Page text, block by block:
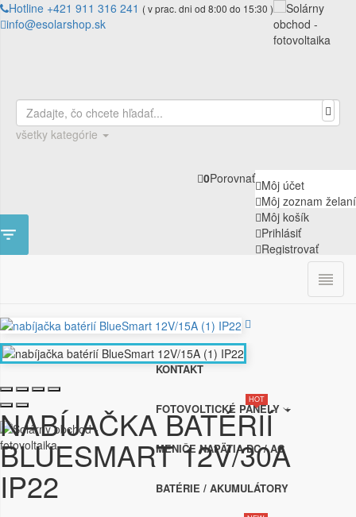
Hotline +421 911 316 241 ( v prac. dni od 8:00 do 15:30 )
info@esolarshop.sk
všetky kategórie
Môj účet
Môj zoznam želaní
Môj košík
Prihlásiť
Registrovať
0Porovnať

ÚVOD
KONTAKT
FOTOVOLTICKÉ PANELY
HOT
MENIČE NAPÄTIA DC / AC
BATÉRIE / AKUMULÁTORY
NABÍJAČKA BATÉRIÍ
BLUESMART 12V/30A
IP22